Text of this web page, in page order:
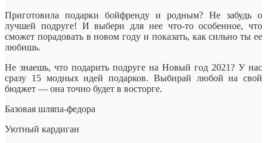
Приготовила подарки бойфренду и родным? Не забудь о
лучшей подруге! И выбери для нее что-то особенное, что
сможет порадовать в новом году и показать, как сильно ты ее
любишь.
Не знаешь, что подарить подруге на Новый год 2021? У нас
сразу 15 модных идей подарков. Выбирай любой на свой
бюджет — она точно будет в восторге.
Базовая шляпа-федора
Уютный кардиган